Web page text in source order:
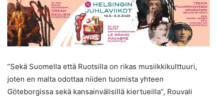
”Sekä Suomella että Ruotsilla on rikas musiikkikulttuuri,
joten en malta odottaa niiden tuomista yhteen
Göteborgissa sekä kansainvälisillä kiertueilla”, Rouvali